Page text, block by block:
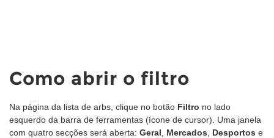
Como abrir o filtro
Na página da lista de arbs, clique no botão Filtro no lado
esquerdo da barra de ferramentas (ícone de cursor). Uma janela
com quatro secções será aberta: Geral Mercados Desportos e